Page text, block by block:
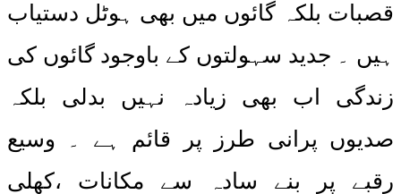
قصبات بلکہ گائوں میں بھی ہوٹل دستیاب
ہیں ۔ جدید سہولتوں کے باوجود گائوں کی
زندگی اب بھی زیادہ نہیں بدلی بلکہ
صدیوں پرانی طرز پر قائم ہے ۔ وسیع
رقبے پر بنے سادہ سے مکانات ،کھلی